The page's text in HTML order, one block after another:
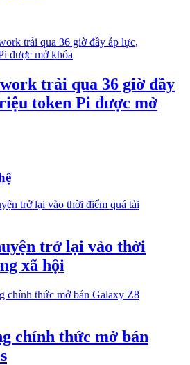
trải qua 36 giờ đầy
token Pi được mở
trở lại vào thời
xã hội
chính thức mở bán